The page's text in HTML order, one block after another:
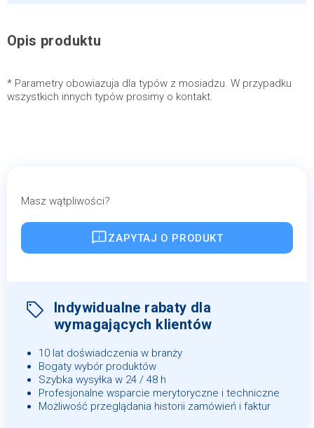
Opis produktu
* Parametry obowiazuja dla typów z mosiadzu. W przypadku
wszystkich innych typów prosimy o kontakt.
Masz wątpliwości?
ZAPYTAJ O PRODUKT
Indywidualne rabaty dla
wymagających klientów
10 lat doświadczenia w branży
Bogaty wybór produktów
Szybka wysyłka w 24 / 48 h
Profesjonalne wsparcie merytoryczne i techniczne
Możliwość przeglądania historii zamówień i faktur